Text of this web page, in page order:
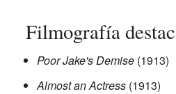
Filmografía
Poor Jake's Demise(1913)
Almost an Actress(1913)